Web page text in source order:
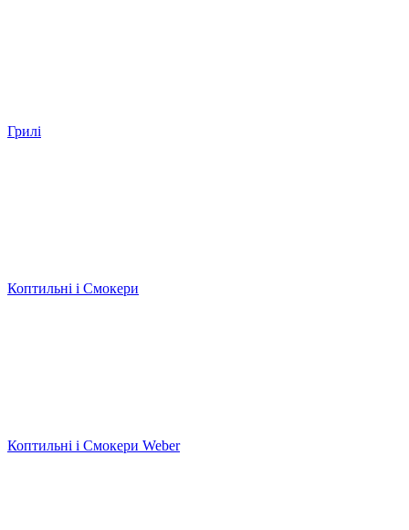
Грилі
Коптильні і Смокери
Коптильні і Смокери Weber